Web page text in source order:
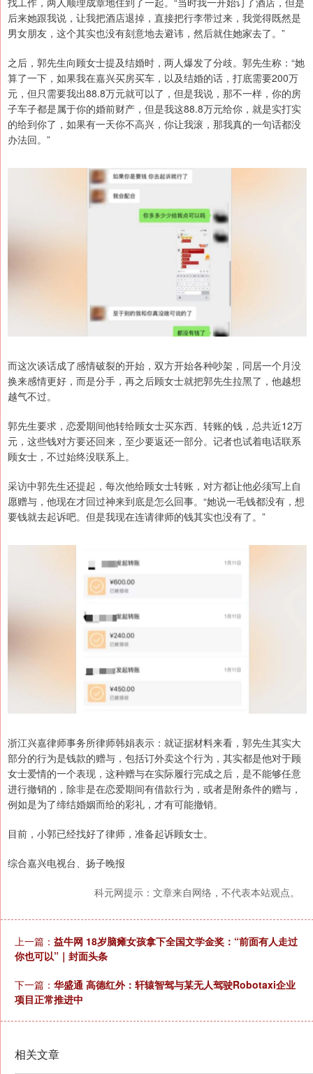
后来她跟我说，让我把酒店退掉，直接把行李带过来，我觉得既然是
男女朋友，这个其实也没有刻意地去避讳，然后就住她家去了。”
之后，郭先生向顾女士提及结婚时，两人爆发了分歧。郭先生称：“她
算了一下，如果我在嘉兴买房买车，以及结婚的话，打底需要200万
元，但只需要我出88.8万元就可以了，但是我说，那不一样，你的房
子车子都是属于你的婚前财产，但是我这88.8万元给你，就是实打实
的给到你了，如果有一天你不高兴，你让我滚，那我真的一句话都没
办法回。”
而这次谈话成了感情破裂的开始，双方开始各种吵架，同居一个月没
换来感情更好，而是分手，再之后顾女士就把郭先生拉黑了，他越想
越气不过。
郭先生要求，恋爱期间他转给顾女士买东西、转账的钱，总共近12万
元，这些钱对方要还回来，至少要返还一部分。记者也试着电话联系
顾女士，不过始终没联系上。
采访中郭先生还提起，每次他给顾女士转账，对方都让他必须写上自
愿赠与，他现在才回过神来到底是怎么回事。“她说一毛钱都没有，想
要钱就去起诉吧。但是我现在连请律师的钱其实也没有了。”
浙江兴嘉律师事务所律师韩娟表示：就证据材料来看，郭先生其实大
部分的行为是钱款的赠与，包括订外卖这个行为，其实都是他对于顾
女士爱情的一个表现，这种赠与在实际履行完成之后，是不能够任意
进行撤销的，除非是在恋爱期间有借款行为，或者是附条件的赠与，
例如是为了缔结婚姻而给的彩礼，才有可能撤销。
目前，小郭已经找好了律师，准备起诉顾女士。
综合嘉兴电视台、扬子晚报
科元网提示：文章来自网络，不代表本站观点。
上一篇： 益牛网 18岁脑瘫女孩拿下全国文学金奖：“前面有人走过
你也可以”｜封面头条
下一篇： 华盛通 高德红外：轩辕智驾与某无人驾驶Robotaxi企业
项目正常推进中
相关文章